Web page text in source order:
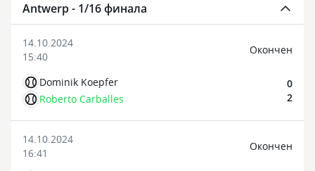
Antwerp - 1/16 финала
14.10.2024
15:40
Dominik Koepfer
Roberto Carballes
Oкончен
0
2
14.10.2024
16:41
Oкончен